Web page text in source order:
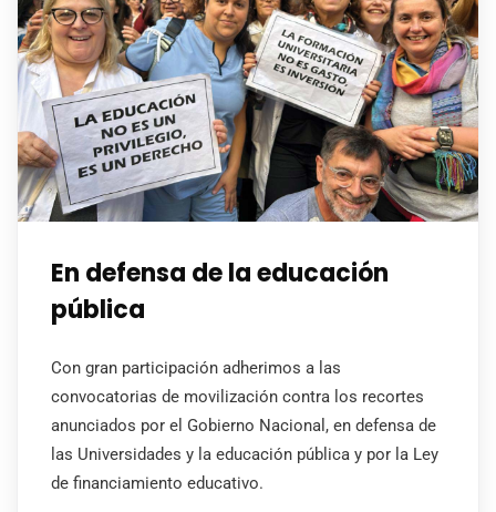
En defensa de la educación
pública
Con gran participación adherimos a las
convocatorias de movilización contra los recortes
anunciados por el Gobierno Nacional, en defensa de
las Universidades y la educación pública y por la Ley
de financiamiento educativo.